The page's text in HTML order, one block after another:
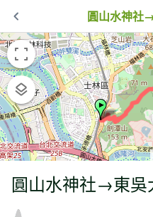
圓山水神社
圓山水神社→東吳